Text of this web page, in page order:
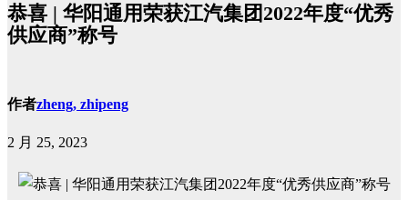
恭喜 | 华阳通用荣获江汽集团2022年度“优秀
供应商”称号
作者zheng, zhipeng
2 月 25, 2023